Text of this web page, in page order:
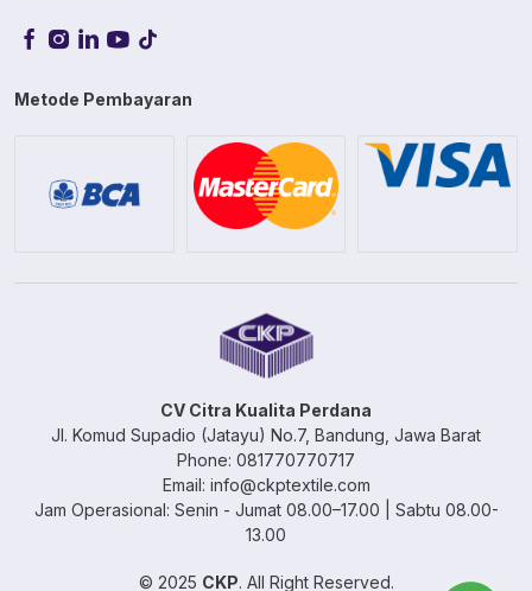
Metode Pembayaran
CV Citra Kualita Perdana
Jl. Komud Supadio (Jatayu) No.7, Bandung, Jawa Barat
Phone: 081770770717
Email: info@ckptextile.com
Jam Operasional: Senin - Jumat 08.00–17.00 | Sabtu 08.00-
13.00
© 2025 CKP. All Right Reserved.